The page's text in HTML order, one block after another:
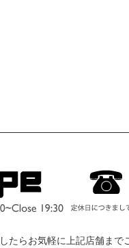
たらお気軽に上記店舗まで